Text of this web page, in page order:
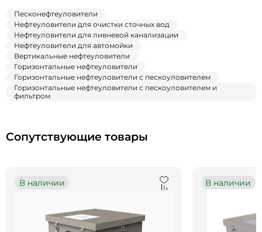
Песконефтеуловители
Нефтеуловители для очистки сточных вод
Нефтеуловители для ливневой канализации
Нефтеуловители для автомойки
Вертикальные нефтеуловители
Горизонтальные нефтеуловители
Горизонтальные нефтеуловители c пескоуловителем
Горизонтальные нефтеуловители c пескоуловителем и
фильтром
Сопутствующие товары
В наличии В наличии